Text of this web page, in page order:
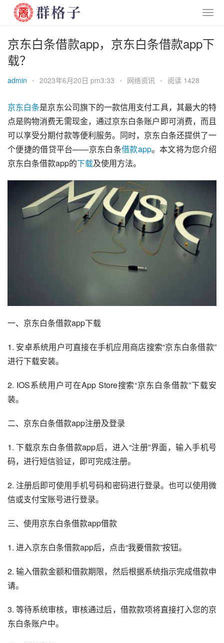
京东白条借款app，京东白条借款app下
载？
admin • 2023年6月20日 pm3:33 • 网络资讯 • 阅读 1428
京东白条是京东公司旗下的一款信用支付工具，其最大的特
点是购物消费无需现金，通过京东白条账户即可消费，而且
可以享受分期付款等便利服务。同时，京东白条还提供了一
个便捷的借贷平台——京东白条借款app。本文将为您介绍
京东白条借款app的下载及使用方法。
一、京东白条借款app下载
1. 安卓系统用户可直接在手机应用商店搜索“京东白条借款”
进行下载安装。
2. IOS系统用户可在App Store搜索“京东白条借款”下载安
装。
二、京东白条借款app注册及登录
1. 下载京东白条借款app后，进入“注册”界面，输入手机号
码，进行短信验证，即可完成注册。
2. 注册后即可使用手机号码和密码进行登录。也可以使用微
信或支付宝账号进行登录。
三、使用京东白条借款app借款
1. 进入京东白条借款app后，点击“我要借款”按钮。
2. 输入借款金额和借款期限，然后根据系统指示完成借款申
请。
3. 等待系统审核，审核通过后，借款款项将直接打入您的京
东白条账户中。